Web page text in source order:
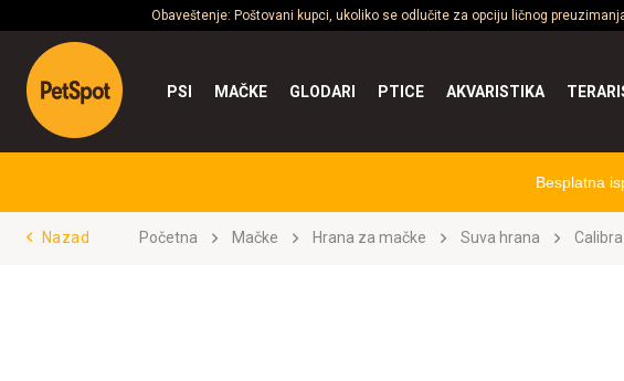
Obaveštenje: Poštovani kupci, ukoliko se odlučite za opciju ličnog
PSI MAČKE GLODARI PTICE AKVARISTIKA
Besplatna
Nazad Početna Mačke Hrana za mačke Suva hrana